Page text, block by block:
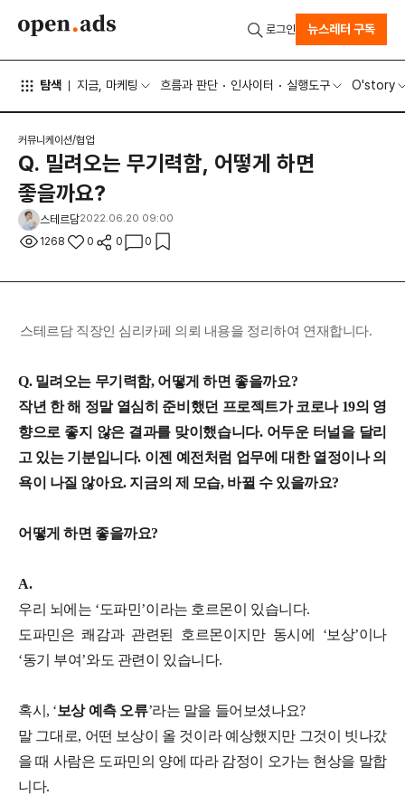
탐색 지금, 마케팅 흐름과 판단 인사이터 실행도구 O'story
로그인 뉴스레터 구독
커뮤니케이션/협업
Q. 밀려오는 무기력함, 어떻게 하면
좋을까요?
스테르담2022.06.20 09:00
1268 0 0 0
스테르담 직장인 심리카페 의뢰 내용을 정리하여 연재합니다.
Q. 밀려오는 무기력함, 어떻게 하면 좋을까요?
작년 한 해 정말 열심히 준비했던 프로젝트가 코로나 19의 영
향으로 좋지 않은 결과를 맞이했습니다. 어두운 터널을 달리
고 있는 기분입니다. 이젠 예전처럼 업무에 대한 열정이나 의
욕이 나질 않아요. 지금의 제 모습, 바뀔 수 있을까요?
어떻게 하면 좋을까요?
A.
우리 뇌에는 ‘도파민’이라는 호르몬이 있습니다.
도파민은 쾌감과 관련된 호르몬이지만 동시에 ‘보상’이나
‘동기 부여’와도 관련이 있습니다.
혹시, ‘보상 예측 오류’라는 말을 들어보셨나요?
말 그대로, 어떤 보상이 올 것이라 예상했지만 그것이 빗나갔
을 때 사람은 도파민의 양에 따라 감정이 오가는 현상을 말합
니다.